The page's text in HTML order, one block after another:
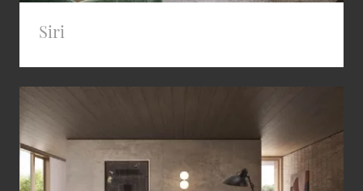
Siri